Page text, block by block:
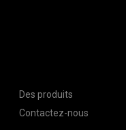
Des produits
Contactez-nous